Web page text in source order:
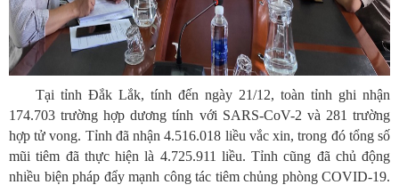
Tại tỉnh Đắk Lắk, tính đến ngày 21/12, toàn tỉnh ghi nhận
174.703 trường hợp dương tính với SARS-CoV-2 và 281 trường
hợp tử vong. Tỉnh đã nhận 4.516.018 liều vắc xin, trong đó tổng số
mũi tiêm đã thực hiện là 4.725.911 liều. Tỉnh cũng đã chủ động
nhiều biện pháp đẩy mạnh công tác tiêm chủng phòng COVID-19.